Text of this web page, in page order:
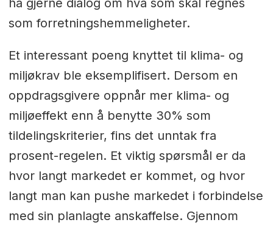
ha gjerne dialog om hva som skal regnes
som forretningshemmeligheter.
Et interessant poeng knyttet til klima- og
miljøkrav ble eksemplifisert. Dersom en
oppdragsgivere oppnår mer klima- og
miljøeffekt enn å benytte 30% som
tildelingskriterier, fins det unntak fra
prosent-regelen. Et viktig spørsmål er da
hvor langt markedet er kommet, og hvor
langt man kan pushe markedet i forbindelse
med sin planlagte anskaffelse. Gjennom